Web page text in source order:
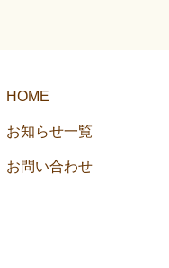
HOME
お知らせ一覧
お問い合わせ